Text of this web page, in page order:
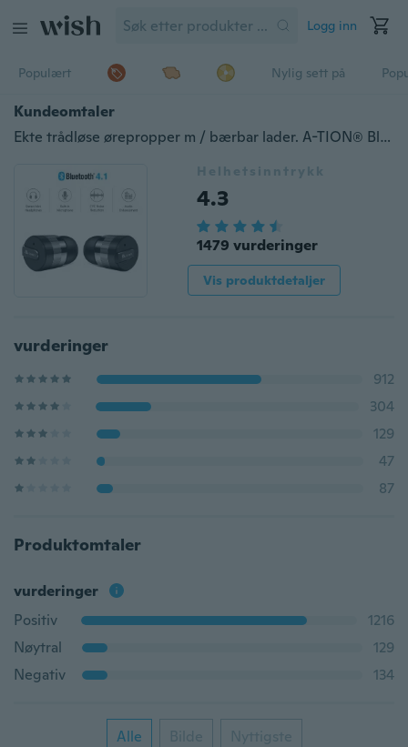
Logg inn
Populært Nylig sett på
Kundeomtaler
Ekte trådløse ørepropper m / bærbar lader. A-TION® Bluetooth-hodetelefoner Minste trådløse håndfrie Mini øretelefoner Hodetelefoner m / mikro- og støyreduksjon
Helhetsinntrykk
4.3
1479 vurderinger
Vis produktdetaljer
vurderinger
912
304
129
47
87
Produktomtaler
vurderinger
Positiv
1216
Nøytral
129
Negativ
134
Alle Bilde Nyttigste